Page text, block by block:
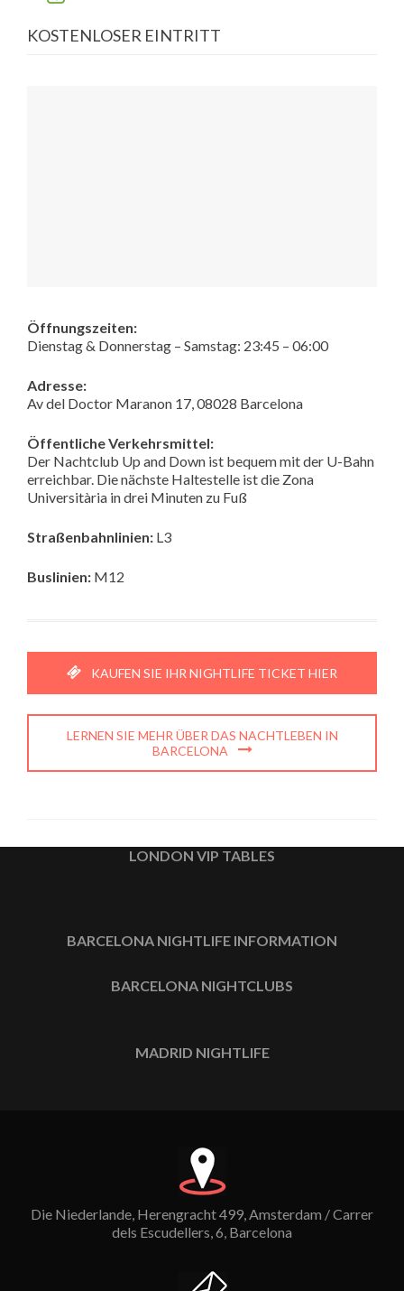
KOSTENLOSER EINTRITT
Öffnungszeiten:
Dienstag & Donnerstag – Samstag: 23:45 – 06:00
Adresse:
Av del Doctor Maranon 17, 08028 Barcelona
Öffentliche Verkehrsmittel:
Der Nachtclub Up and Down ist bequem mit der U-Bahn
erreichbar. Die nächste Haltestelle ist die Zona
Universitària in drei Minuten zu Fuß
Straßenbahnlinien: L3
Buslinien: M12
KAUFEN SIE IHR NIGHTLIFE TICKET HIER
LERNEN SIE MEHR ÜBER DAS NACHTLEBEN IN
BARCELONA
LONDON VIP TABLES
BARCELONA NIGHTLIFE INFORMATION
BARCELONA NIGHTCLUBS
MADRID NIGHTLIFE
Die Niederlande, Herengracht 499, Amsterdam / Carrer
dels Escudellers, 6, Barcelona